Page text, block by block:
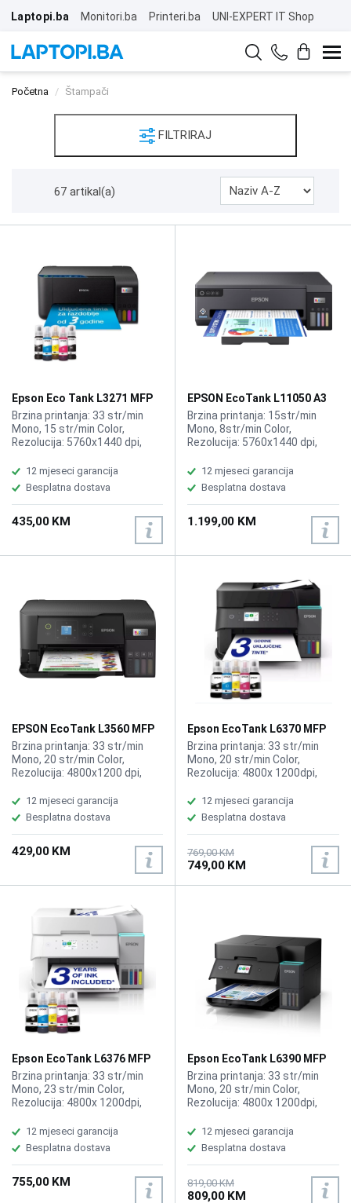
Laptopi.ba Monitori.ba Printeri.ba UNI-EXPERT IT Shop
Početna Štampači
FILTRIRAJ
67 artikal(a)
Epson Eco Tank L3271 MFP
Wireless Printer
Brzina printanja: 33 str/min
Mono, 15 str/min Color,
Rezolucija: 5760x1440 dpi,
Kompatibilno sa EPSON tinta
103 EcoTank Black, 103
EcoTank Cyan, 103 EcoTank
Magenta, 103 EcoTank Yellow
12 mjeseci garancija
Besplatna dostava
435,00 KM
EPSON EcoTank L11050 A3
MFP printer
Brzina printanja: 15str/min
Mono, 8str/min Color,
Rezolucija: 5760x1440 dpi,
Kompatibilno sa EPSON tinta
103
12 mjeseci garancija
Besplatna dostava
1.199,00 KM
EPSON EcoTank L3560 MFP
Wireless Printer
Brzina printanja: 33 str/min
Mono, 20 str/min Color,
Rezolucija: 4800x1200 dpi,
Kompatibilno sa EPSON tinta
103 EcoTank Black, 103
EcoTank Cyan, 103 EcoTank
Magenta, 103 EcoTank Yellow
12 mjeseci garancija
Besplatna dostava
429,00 KM
Epson EcoTank L6370 MFP
Wireless Printer
Brzina printanja: 33 str/min
Mono, 20 str/min Color,
Rezolucija: 4800x 1200dpi,
ADF, Kompatibilno sa EPSON
tinta 101 EcoTank Black, 101
EcoTank Cyan, 101 EcoTank
Magenta, 101 EcoTank Yellow
12 mjeseci garancija
Besplatna dostava
769,00 KM
749,00 KM
Epson EcoTank L6376 MFP
Wireless Printer
Brzina printanja: 33 str/min
Mono, 23 str/min Color,
Rezolucija: 4800x 1200dpi,
ADF, Kompatibilno sa EPSON
tinta 101 EcoTank Black, 101
EcoTank Cyan, 101 EcoTank
Magenta, 101 EcoTank Yellow
12 mjeseci garancija
Besplatna dostava
755,00 KM
Epson EcoTank L6390 MFP
Wireless Printer
Brzina printanja: 33 str/min
Mono, 20 str/min Color,
Rezolucija: 4800x 1200dpi,
Fax, ADF, Kompatibilno sa
EPSON tinta 101 EcoTank
Black, 101 EcoTank Cyan, 101
EcoTank Magenta, 101
EcoTank Yellow
12 mjeseci garancija
Besplatna dostava
819,00 KM
809,00 KM